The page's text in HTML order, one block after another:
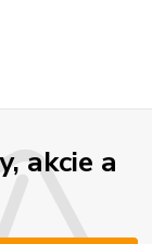
akcie a